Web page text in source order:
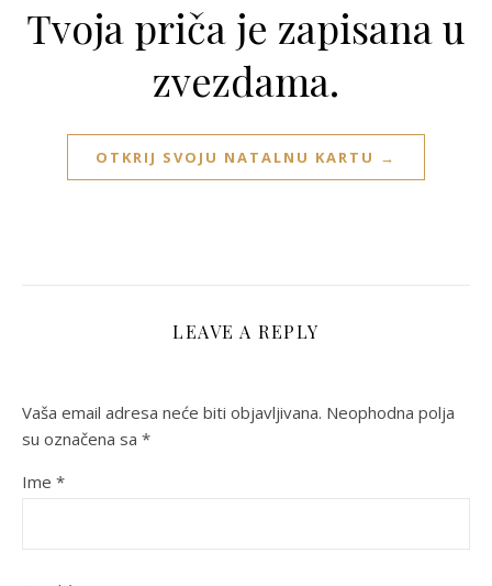
Tvoja priča je zapisana u
zvezdama.
OTKRIJ SVOJU NATALNU KARTU →
LEAVE A REPLY
Vaša email adresa neće biti objavljivana. Neophodna polja
su označena sa *
Ime *